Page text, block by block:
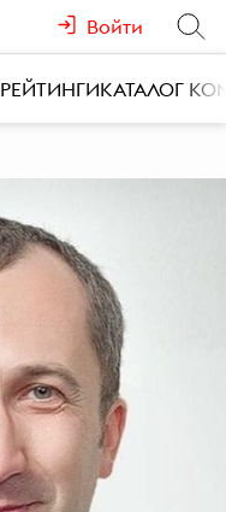
Войти
РЕЙТИНГИКАТАЛОГ